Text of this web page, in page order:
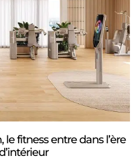
fitness entre dans l’ère